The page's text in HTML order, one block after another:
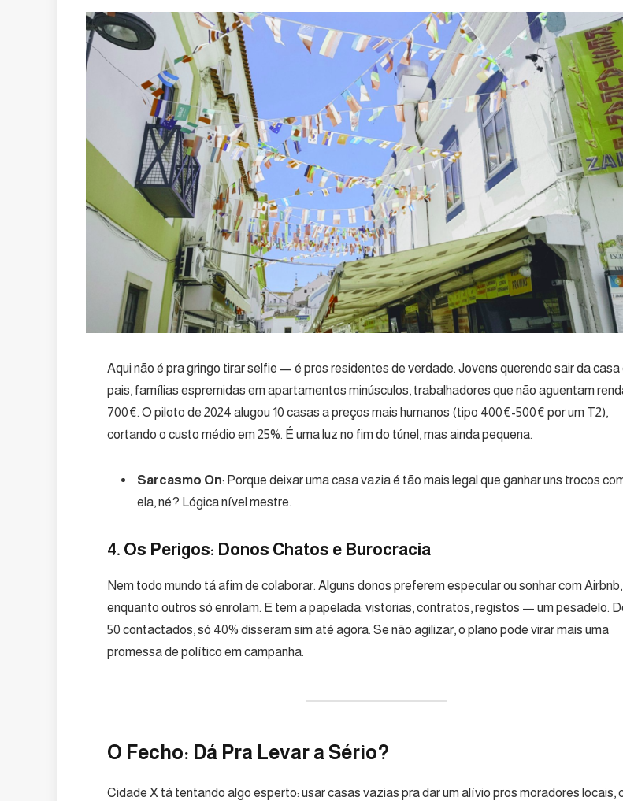
Aqui não é pra gringo tirar selfie — é pros residentes de verdade. Jovens querendo sair da casa
pais, famílias espremidas em apartamentos minúsculos, trabalhadores que não aguentam
700€. O piloto de 2024 alugou 10 casas a preços mais humanos (tipo 400€-500€ por um T2),
cortando o custo médio em 25%. É uma luz no fim do túnel, mas ainda pequena.
Sarcasmo On: Porque deixar uma casa vazia é tão mais legal que ganhar uns trocos
ela, né? Lógica nível mestre.
4. Os Perigos: Donos Chatos e Burocracia
Nem todo mundo tá afim de colaborar. Alguns donos preferem especular ou sonhar com Airbnb,
enquanto outros só enrolam. E tem a papelada: vistorias, contratos, registos — um pesadelo.
50 contactados, só 40% disseram sim até agora. Se não agilizar, o plano pode virar mais uma
promessa de político em campanha.
O Fecho: Dá Pra Levar a Sério?
Cidade X tá tentando algo esperto: usar casas vazias pra dar um alívio pros moradores locais,